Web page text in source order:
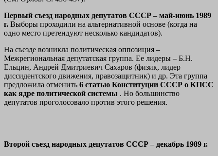
Первый съезд народных депутатов СССР – май-июнь 1989
г. Выборы проходили на альтернативной основе (когда на
одно место претендуют несколько кандидатов).
На съезде возникла политическая оппозиция –
Межрегиональная депутатская группа. Ее лидеры – Б.Н.
Ельцин, Андрей Дмитриевич Сахаров (физик, лидер
диссидентского движения, правозащитник) и др. Эта группа
предложила отменить 6 статью Конституции СССР о КПСС
как ядре политической системы . Но большинство
депутатов проголосовало против этого решения.
Второй съезд народных депутатов СССР – декабрь 1989 г.